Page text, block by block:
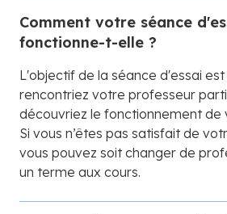
Comment votre séance
fonctionne-t-elle ?
L'objectif de la séance d'essai
rencontriez votre professeur
découvriez le fonctionnement de
Si vous n’êtes pas satisfait de
vous pouvez soit changer de
un terme aux cours.